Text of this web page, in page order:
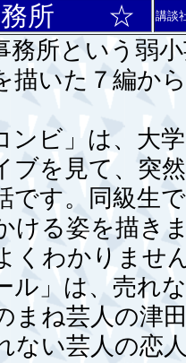
務所 ☆ 講談
所という弱
描いた７編か
ビ」は、大
ブを見て、突
です。同級生
ける姿を描き
くわかりませ
」は、売れ
まね芸人の津
ない芸人の恋